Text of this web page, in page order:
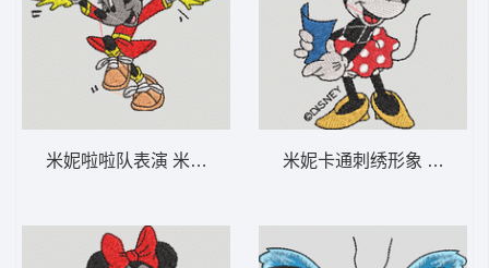
米妮啦啦队表演 米妮 17-DST格式米妮卡通刺绣形象 米妮 2-